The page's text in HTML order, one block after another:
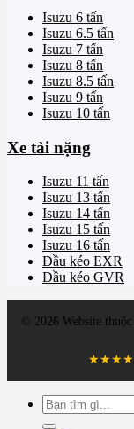
Isuzu 6 tấn
Isuzu 6.5 tấn
Isuzu 7 tấn
Isuzu 8 tấn
Isuzu 8.5 tấn
Isuzu 9 tấn
Isuzu 10 tấn
Xe tải nặng
Isuzu 11 tấn
Isuzu 13 tấn
Isuzu 14 tấn
Isuzu 15 tấn
Isuzu 16 tấn
Đầu kéo EXR
Đầu kéo GVR
© 2026 Website
Tìm
kiếm: